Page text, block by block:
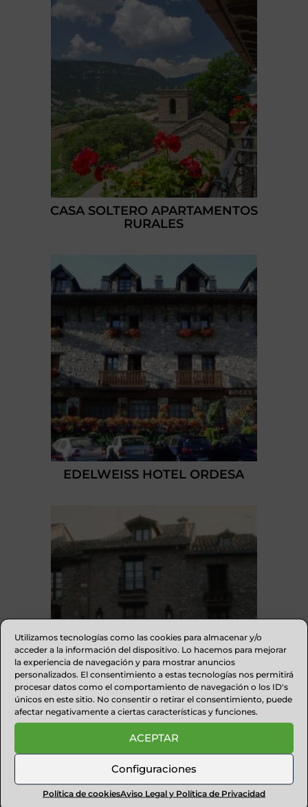
Utilizamos tecnologías como las cookies para almacenar y/o
acceder a la información del dispositivo. Lo hacemos para mejorar
la experiencia de navegación y para mostrar anuncios
personalizados. El consentimiento a estas tecnologías nos permitirá
procesar datos como el comportamiento de navegación o los ID's
únicos en este sitio. No consentir o retirar el consentimiento, puede
afectar negativamente a ciertas características y funciones.
ACEPTAR
Configuraciones
Política de cookiesAviso Legal y Política de Privacidad
CASA SOLTERO APARTAMENTOS
RURALES
EDELWEISS HOTEL ORDESA
HOTEL LOS SIETE REYES AINSA